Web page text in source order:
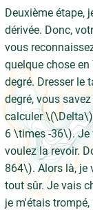
Deuxième étape,
dérivée. Donc,
vous
quelque chose
degré. Dresser le
degré, vous
calculer
6 \times -36\). Je
voulez la revoir.
864\). Alors là, je
tout sûr. Je vais
je m'étais